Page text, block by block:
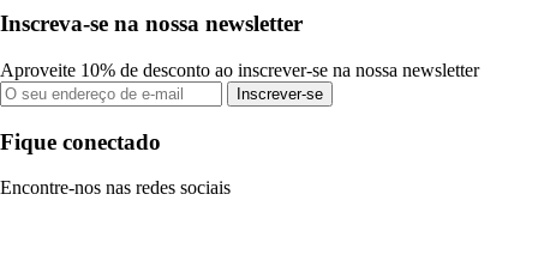
Inscreva-se na nossa newsletter
Aproveite 10% de desconto ao inscrever-se na nossa newsletter
Inscrever-se
Fique conectado
Encontre-nos nas redes sociais